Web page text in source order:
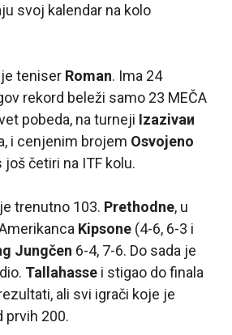
svoj kalendar na kolo
teniser Roman. Ima 24
rekord beleži samo 23 MEČA
pobeda, na turneji Izazivaи
i cenjenim brojem Osvojeno
još četiri na ITF kolu.
trenutno 103. Prethodne, u
Kipsone (4-6, 6-3 i
Jungčen 6-4, 7-6. Do sada je
Tallahasse i stigao do finala
ali svi igrači koje je
prvih 200.